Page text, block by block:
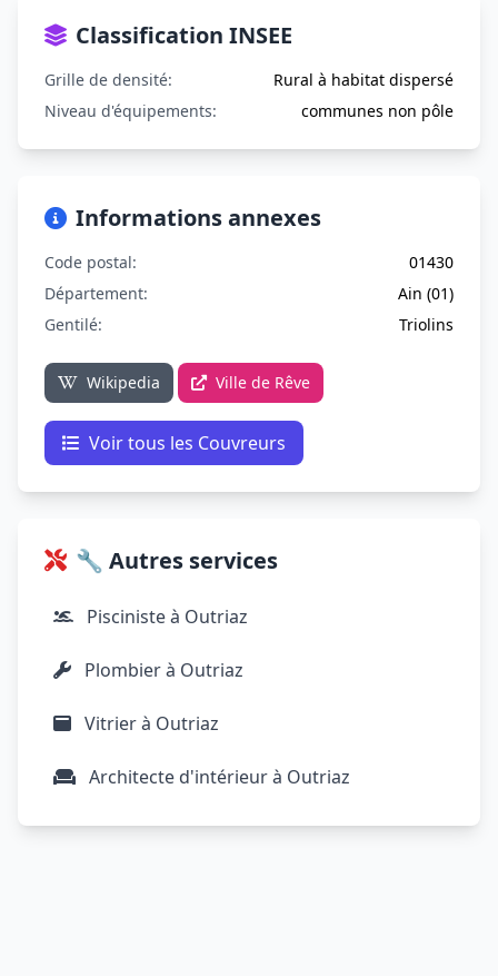
Classification INSEE
Grille de densité:
Rural à habitat dispersé
Niveau d'équipements:
communes non pôle
Informations annexes
Code postal:
01430
Département:
Ain (01)
Gentilé:
Triolins
Wikipedia Ville de Rêve
Voir tous les Couvreurs
🔧 Autres services
Pisciniste à Outriaz
Plombier à Outriaz
Vitrier à Outriaz
Architecte d'intérieur à Outriaz